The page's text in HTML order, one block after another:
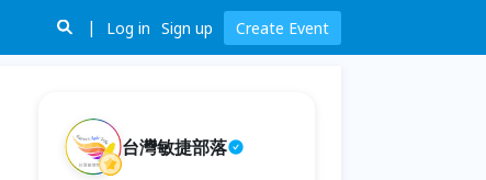
Log in Sign up Create Event
台灣敏捷部落